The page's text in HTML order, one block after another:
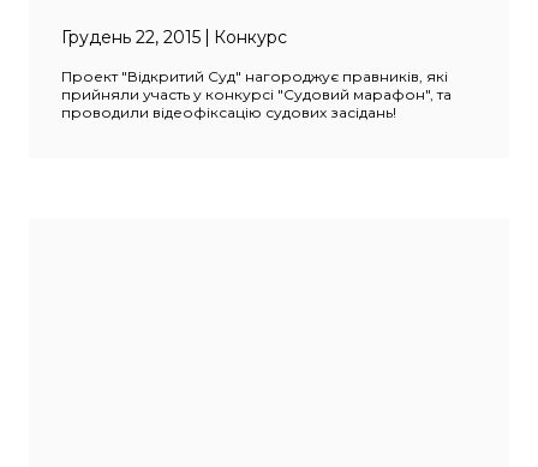
Грудень 22, 2015 Конкурс
Проект "Відкритий Суд" нагороджує правників, які
прийняли участь у конкурсі "Судовий марафон", та
проводили відеофіксацію судових засідань!